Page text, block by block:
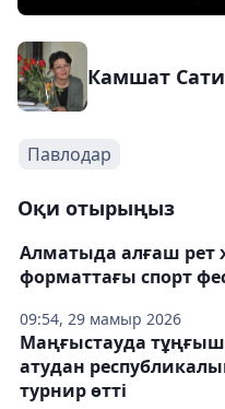
Камшат
Павлодар
Оқи отырыңыз
09:54, 29 мамыр 2026
Алматыда алғаш рет
форматтағы спорт
Маңғыстауда тұңғыш
атудан
турнир өтті